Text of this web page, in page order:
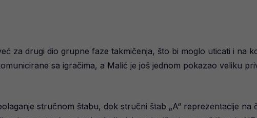
za drugi dio grupne faze takmičenja, što bi moglo uticati i na
sa igračima, a Malić je još jednom pokazao veliku
stručnom štabu, dok stručni štab „A“ reprezentacije na